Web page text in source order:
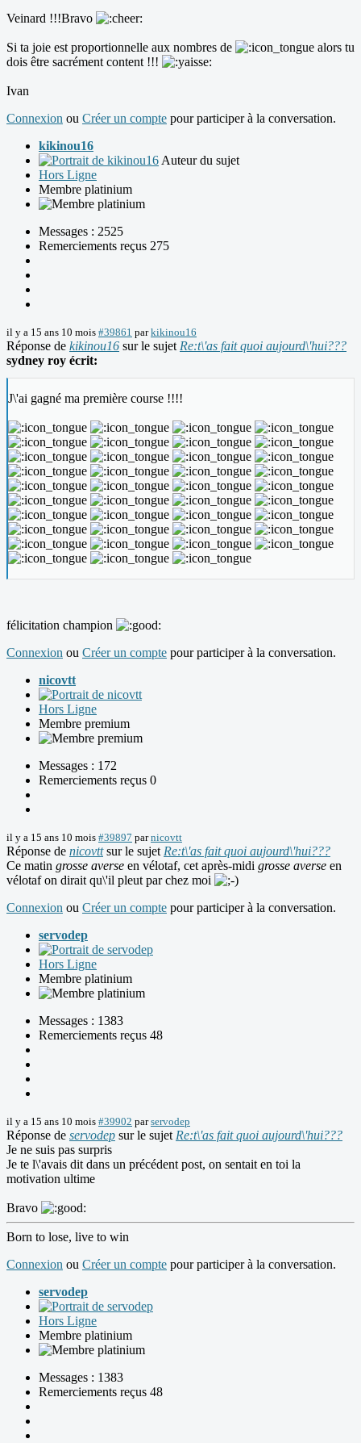
Veinard !!!Bravo
Si ta joie est proportionnelle aux nombres de
alors tu
dois être sacrément content !!!
Ivan
Connexion ou Créer un compte pour participer à la conversation.
kikinou16
Auteur du sujet
Hors Ligne
Membre platinium
Messages : 2525
Remerciements reçus 275
il y a 15 ans 10 mois #39861 parkikinou16
Réponse de kikinou16 sur le sujet Re:t\'as fait quoi aujourd\'hui???
sydney roy écrit:
J\'ai gagné ma première course !!!!
félicitation champion
Connexion ou Créer un compte pour participer à la conversation.
nicovtt
Hors Ligne
Membre premium
Messages : 172
Remerciements reçus 0
il y a 15 ans 10 mois #39897 parnicovtt
Réponse de nicovttsur le sujet Re:t\'as fait quoi aujourd\'hui???
Ce matin grosse averse en vélotaf, cet après-midi grosse averse en
vélotaf on dirait qu\'il pleut par chez moi
Connexion ou Créer un compte pour participer à la conversation.
servodep
Hors Ligne
Membre platinium
Messages : 1383
Remerciements reçus 48
il y a 15 ans 10 mois #39902 parservodep
Réponse de servodep sur le sujet Re:t\'as fait quoi aujourd\'hui???
Je ne suis pas surpris
Je te l\'avais dit dans un précédent post, on sentait en toi la
motivation ultime
Bravo
Born to lose, live to win
Connexion ou Créer un compte pour participer à la conversation.
servodep
Hors Ligne
Membre platinium
Messages : 1383
Remerciements reçus 48